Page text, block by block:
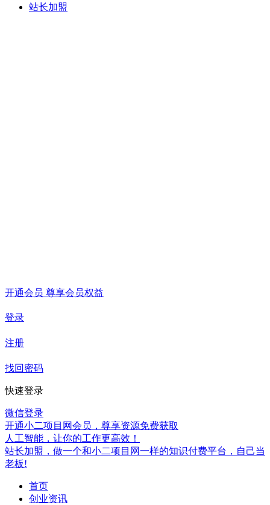
站长加盟
开通会员 尊享会员权益
登录
注册
找回密码
快速登录
微信登录
开通小二项目网会员，尊享资源免费获取
人工智能，让你的工作更高效！
站长加盟，做一个和小二项目网一样的知识付费平台，自己当
老板!
首页
创业资讯